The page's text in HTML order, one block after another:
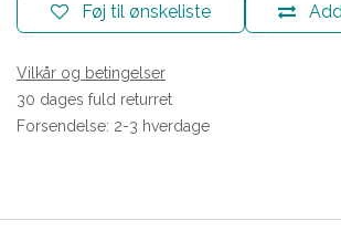
Føj til ønskeliste
Vilkår og betingelser
30 dages fuld returret
Forsendelse: 2-3 hverdage